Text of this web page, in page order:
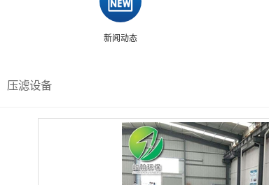
新闻动态
压滤设备